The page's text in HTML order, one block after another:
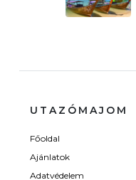
UTAZÓMAJOM
Főoldal
Ajánlatok
Adatvédelem